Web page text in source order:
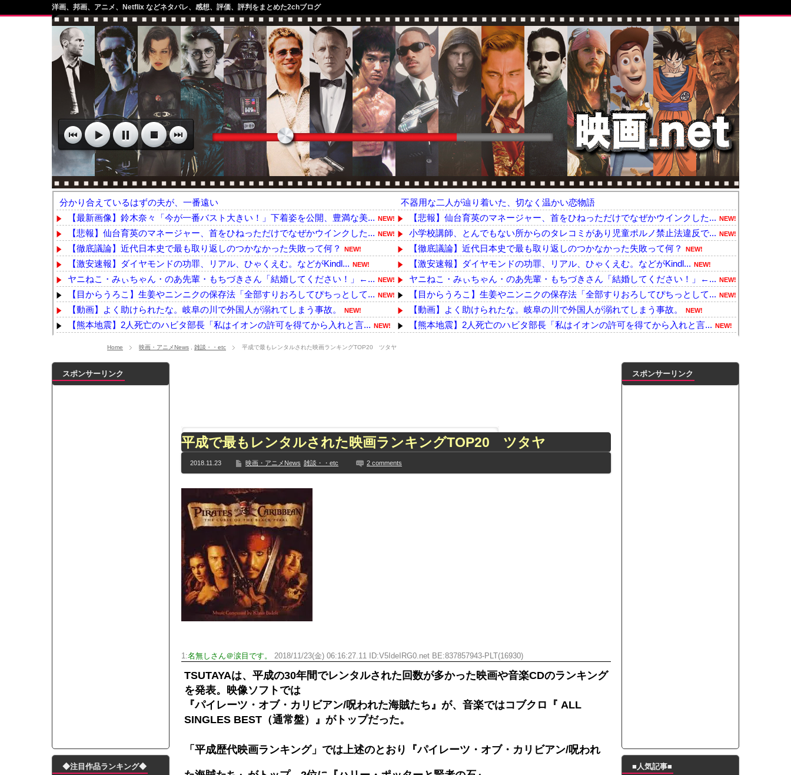
洋画、邦画、アニメ、Netflix などネタバレ、感想、評価、評判をまとめた2chブログ
分かり合えているはずの夫が、一番遠い
【最新画像】鈴木奈々「今が一番バスト大きい！」下着姿を公開、豊満な美... NEW!
【悲報】仙台育英のマネージャー、首をひねっただけでなぜかウインクした... NEW!
【徹底議論】近代日本史で最も取り返しのつかなかった失敗って何？ NEW!
【激安速報】ダイヤモンドの功罪、リアル、ひゃくえむ。などがKindl... NEW!
ヤニねこ・みぃちゃん・のあ先輩・もちづきさん「結婚してください！」←... NEW!
【目からうろこ】生姜やニンニクの保存法「全部すりおろしてぴちっとして... NEW!
【動画】よく助けられたな。岐阜の川で外国人が溺れてしまう事故。 NEW!
【熊本地震】2人死亡のハビタ部長「私はイオンの許可を得てから入れと言... NEW!
親父が自転車で事故った。その時コケた親父が荷物で腹を突いて胃袋が切れ...
調剤薬局の事務で働いてる人教えて下さい！
【乃木坂】水谷豊の息子、三山凌輝がW不倫‼共演した久保史緒里と中村麗...
【TWICE】サナが佐藤健とダブル主演の映画で演技に初挑戦‼
【速報】石破首相 大敗の責任「両院議員総会での意見や総括を踏まえ、適...
『鬼滅の刃 無限城編』3部作で興収2000億円も視野に!?超巨大マネ...
メイドの格好してるちょちょたんの破壊力が半端ない【梅咲遥】
ランJ民ワイ、新しいランニングシューズを手に入れる
モーニングショー「視聴率5.2％！」テレビ朝日「ひたすら自民批判！」...
出自が社長にバレて「愛人になれ」と脅された。辞めたら1週間もしないう...
【唖然】渋谷のホームレス対策、とんでもない領域へｗｗｗｗｗｗ
子供部屋おじさんなんですがコード類の配線ぐちゃぐちゃさせない方法教え...
ポルシェが満を持して送り出す初EV 「タイカン」はテスラのライバルに...
【朗報】阪神のドラフト、ガチで大当たりだったｗｗｗｗｗｗｗｗｗｗｗｗ...
不器用な二人が辿り着いた、切なく温かい恋物語
【悲報】仙台育英のマネージャー、首をひねっただけでなぜかウインクした... NEW!
小学校講師、とんでもない所からのタレコミがあり児童ポルノ禁止法違反で... NEW!
【徹底議論】近代日本史で最も取り返しのつかなかった失敗って何？ NEW!
【激安速報】ダイヤモンドの功罪、リアル、ひゃくえむ。などがKindl... NEW!
ヤニねこ・みぃちゃん・のあ先輩・もちづきさん「結婚してください！」←... NEW!
【目からうろこ】生姜やニンニクの保存法「全部すりおろしてぴちっとして... NEW!
【動画】よく助けられたな。岐阜の川で外国人が溺れてしまう事故。 NEW!
【熊本地震】2人死亡のハビタ部長「私はイオンの許可を得てから入れと言... NEW!
親父が自転車で事故った。その時コケた親父が荷物で腹を突いて胃袋が切れ...
「便器をブラックホールと勘違い？」便器にコメ40キロ投入で下水管が崩...
路上駐車中のテスラ車を超弩級のゲリラ豪雨が直撃、水が溢れてどんどん浸...
Home 映画・アニメNews 雑談・・etc 平成で最もレンタルされた映画ランキングTOP20 ツタヤ
平成で最もレンタルされた映画ランキングTOP20 ツタヤ
2018.11.23 映画・アニメNews 雑談・・etc 2 comments
1:名無しさん＠涙目です。 2018/11/23(金) 06:16:27.11 ID:V5IdeIRG0.net BE:837857943-PLT(16930)
TSUTAYAは、平成の30年間でレンタルされた回数が多かった映画や音楽CDのランキング
を発表。映像ソフトでは
『パイレーツ・オブ・カリビアン/呪われた海賊たち』が、音楽ではコブクロ『 ALL
SINGLES BEST（通常盤）』がトップだった。
「平成歴代映画ランキング」では上述のとおり『パイレーツ・オブ・カリビアン/呪われ
スポンサーリンク
◆注目作品ランキング◆
スポンサーリンク
■人気記事■